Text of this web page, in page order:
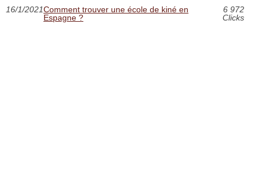
16/1/2021Comment trouver une école de kiné en
Espagne ?
6 972
Clicks